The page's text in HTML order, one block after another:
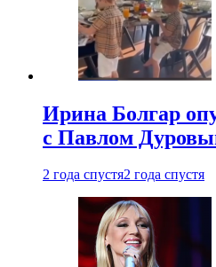
Ирина Болгар
с Павлом
2 года спустя2 года спустя